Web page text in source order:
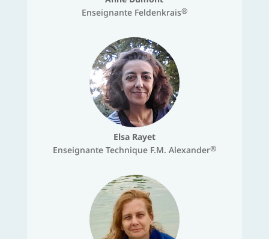
Enseignante Feldenkrais®
Elsa Rayet
Enseignante Technique F.M. Alexander®